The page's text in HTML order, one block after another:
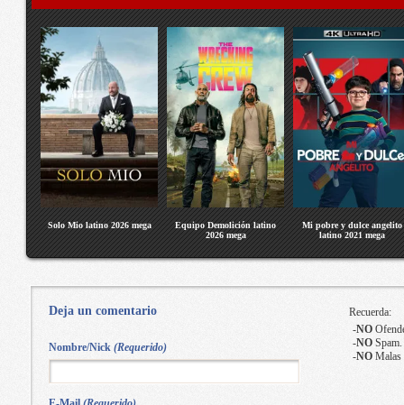
Solo Mio latino 2026 mega
Equipo Demolición latino
2026 mega
Mi pobre y dulce angelito
latino 2021 mega
Deja un comentario
Recuerda:
-NO
-NOSpam.
-NOMalas
Nombre/Nick (Requerido)